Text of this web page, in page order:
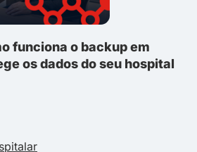
funciona o backup em
os dados do seu hospital